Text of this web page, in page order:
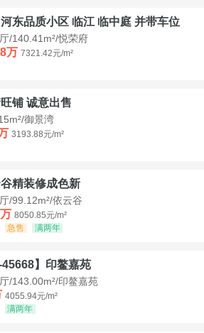
东品质小区 临江 临中庭 并带车位
/140.41m²/悦荣府
万 7321.42元/m²
铺 诚意出售
御景湾
3193.88元/m²
精装修成色新
/99.12m²/依云谷
8050.85元/m²
急售 满两年
45668】印鳌嘉苑
/143.00m²/印鳌嘉苑
4055.94元/m²
满两年